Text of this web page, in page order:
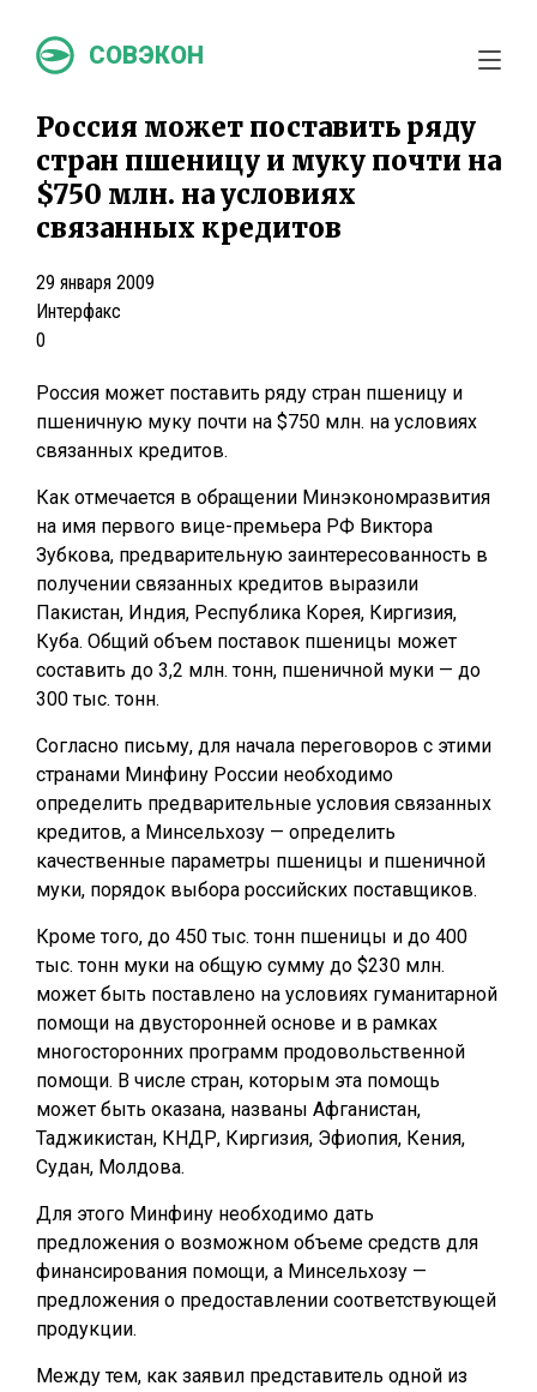
СОВЭКОН
Россия может поставить ряду
стран пшеницу и муку почти на
$750 млн. на условиях
связанных кредитов
29 января 2009
Интерфакс
0
Россия может поставить ряду стран пшеницу и
пшеничную муку почти на $750 млн. на условиях
связанных кредитов.
Как отмечается в обращении Минэкономразвития
на имя первого вице-премьера РФ Виктора
Зубкова, предварительную заинтересованность в
получении связанных кредитов выразили
Пакистан, Индия, Республика Корея, Киргизия,
Куба. Общий объем поставок пшеницы может
составить до 3,2 млн. тонн, пшеничной муки — до
300 тыс. тонн.
Согласно письму, для начала переговоров с этими
странами Минфину России необходимо
определить предварительные условия связанных
кредитов, а Минсельхозу — определить
качественные параметры пшеницы и пшеничной
муки, порядок выбора российских поставщиков.
Кроме того, до 450 тыс. тонн пшеницы и до 400
тыс. тонн муки на общую сумму до $230 млн.
может быть поставлено на условиях гуманитарной
помощи на двусторонней основе и в рамках
многосторонних программ продовольственной
помощи. В числе стран, которым эта помощь
может быть оказана, названы Афганистан,
Таджикистан, КНДР, Киргизия, Эфиопия, Кения,
Судан, Молдова.
Для этого Минфину необходимо дать
предложения о возможном объеме средств для
финансирования помощи, а Минсельхозу —
предложения о предоставлении соответствующей
продукции.
Между тем, как заявил представитель одной из